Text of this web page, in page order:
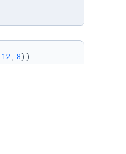
12, 8))
], label=df[